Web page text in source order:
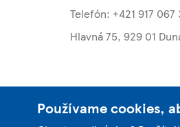
Telefón: +421 917 067
Hlavná 75, 929 01
Používame cookies,